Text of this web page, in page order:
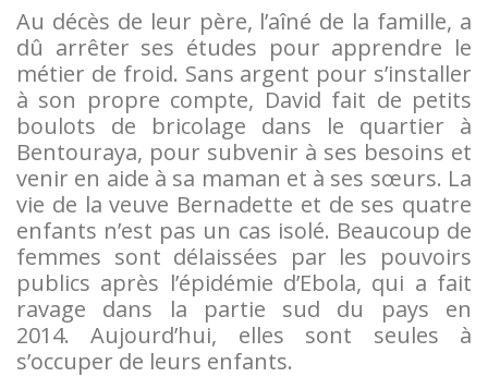
Au décès de leur père, l’aîné de la famille, a
dû arrêter ses études pour apprendre le
métier de froid. Sans argent pour s’installer
à son propre compte, David fait de petits
boulots de bricolage dans le quartier à
Bentouraya, pour subvenir à ses besoins et
venir en aide à sa maman et à ses sœurs. La
vie de la veuve Bernadette et de ses quatre
enfants n’est pas un cas isolé. Beaucoup de
femmes sont délaissées par les pouvoirs
publics après l’épidémie d’Ebola, qui a fait
ravage dans la partie sud du pays en
2014. Aujourd’hui, elles sont seules à
s’occuper de leurs enfants.